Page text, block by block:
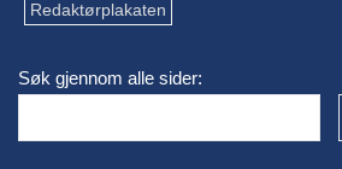
Redaktørplakaten
Søk gjennom alle sider: